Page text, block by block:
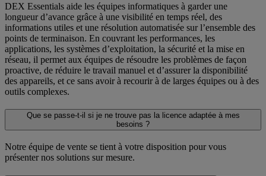
DEX Essentials aide les équipes informatiques à garder une
longueur d’avance grâce à une visibilité en temps réel, des
informations utiles et une résolution automatisée sur l’ensemble des
points de terminaison. En couvrant les performances, les
applications, les systèmes d’exploitation, la sécurité et la mise en
réseau, il permet aux équipes de résoudre les problèmes de façon
proactive, de réduire le travail manuel et d’assurer la disponibilité
des appareils, et ce sans avoir à recourir à de larges équipes ou à des
outils complexes.
Que se passe-t-il si je ne trouve pas la licence adaptée à mes
besoins ?
Notre équipe de vente se tient à votre disposition pour vous
présenter nos solutions sur mesure.